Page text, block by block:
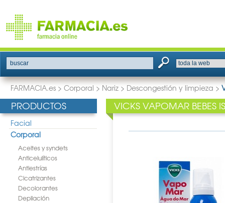
buscar
FARMACIA.es > Corporal > Nariz > Descongestión y limpieza >
PRODUCTOS
Facial
Corporal
Aceites y syndets
Anticelulíticos
Antiestrías
Cicatrizantes
Decolorantes
Depilación
VICKS VAPOMAR BEBES